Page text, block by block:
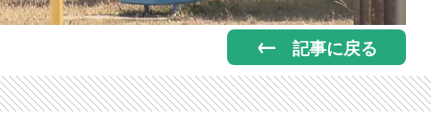
記事に戻る